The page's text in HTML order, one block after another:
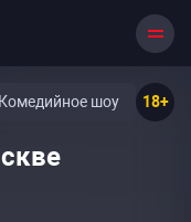
18+
Комедийное шоу